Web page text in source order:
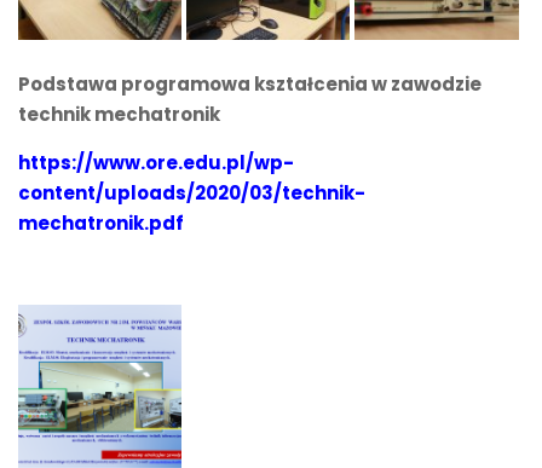
Podstawa programowa kształcenia w zawodzie
technik mechatronik
https://www.ore.edu.pl/wp-
content/uploads/2020/03/technik-
mechatronik.pdf